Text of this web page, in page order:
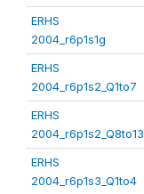
ERHS
2004_r6p1s1g
ERHS
2004_r6p1s2_Q1to7
ERHS
2004_r6p1s2_Q8to13
ERHS
2004_r6p1s3_Q1to4